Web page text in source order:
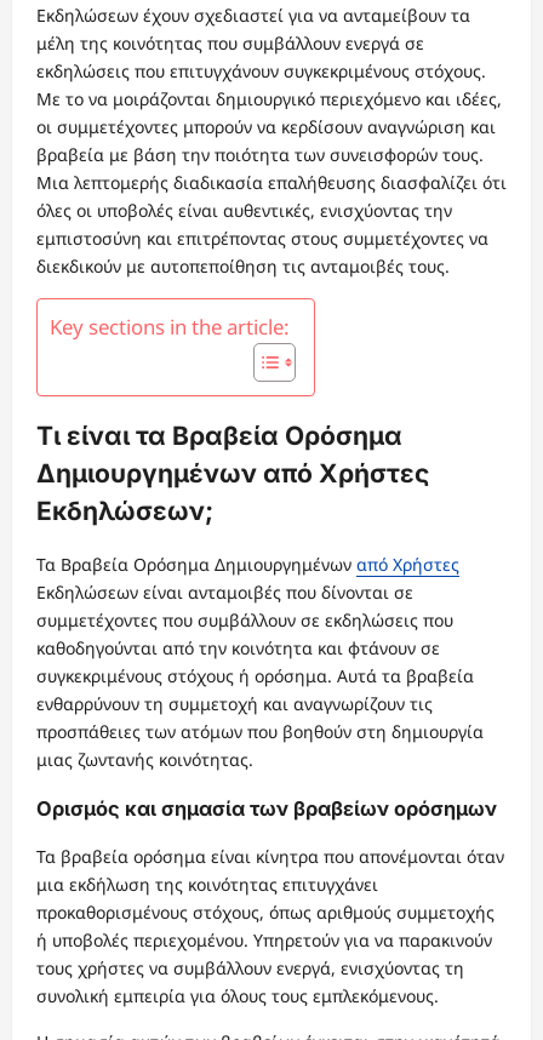
Εκδηλώσεων έχουν σχεδιαστεί για να ανταμείβουν τα
μέλη της κοινότητας που συμβάλλουν ενεργά σε
εκδηλώσεις που επιτυγχάνουν συγκεκριμένους στόχους.
Με το να μοιράζονται δημιουργικό περιεχόμενο και ιδέες,
οι συμμετέχοντες μπορούν να κερδίσουν αναγνώριση και
βραβεία με βάση την ποιότητα των συνεισφορών τους.
Μια λεπτομερής διαδικασία επαλήθευσης διασφαλίζει ότι
όλες οι υποβολές είναι αυθεντικές, ενισχύοντας την
εμπιστοσύνη και επιτρέποντας στους συμμετέχοντες να
διεκδικούν με αυτοπεποίθηση τις ανταμοιβές τους.
Key sections in the article:
Τι είναι τα Βραβεία Ορόσημα
Δημιουργημένων από Χρήστες
Εκδηλώσεων;
Τα Βραβεία Ορόσημα Δημιουργημένων από Χρήστες
Εκδηλώσεων είναι ανταμοιβές που δίνονται σε
συμμετέχοντες που συμβάλλουν σε εκδηλώσεις που
καθοδηγούνται από την κοινότητα και φτάνουν σε
συγκεκριμένους στόχους ή ορόσημα. Αυτά τα βραβεία
ενθαρρύνουν τη συμμετοχή και αναγνωρίζουν τις
προσπάθειες των ατόμων που βοηθούν στη δημιουργία
μιας ζωντανής κοινότητας.
Ορισμός και σημασία των βραβείων ορόσημων
Τα βραβεία ορόσημα είναι κίνητρα που απονέμονται όταν
μια εκδήλωση της κοινότητας επιτυγχάνει
προκαθορισμένους στόχους, όπως αριθμούς συμμετοχής
ή υποβολές περιεχομένου. Υπηρετούν για να παρακινούν
τους χρήστες να συμβάλλουν ενεργά, ενισχύοντας τη
συνολική εμπειρία για όλους τους εμπλεκόμενους.